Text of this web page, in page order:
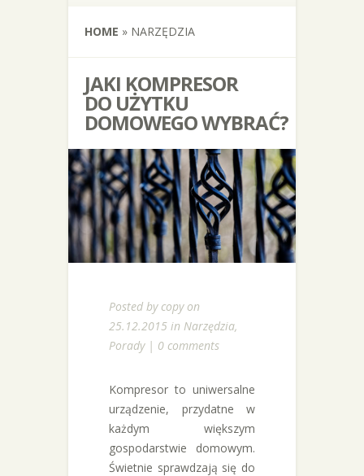
HOME » NARZĘDZIA
JAKI KOMPRESOR
DO UŻYTKU
DOMOWEGO WYBRAĆ?
Posted by copyon
25.12.2015 in Narzędzia,
Porady| 0 comments
Kompresor to uniwersalne
urządzenie, przydatne w
każdym większym
gospodarstwie domowym.
Świetnie sprawdzają się do